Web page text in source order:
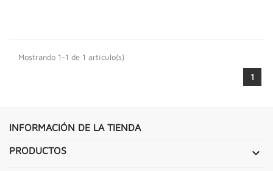
Mostrando 1-1 de 1 artículo(s)
1
INFORMACIÓN DE LA TIENDA
PRODUCTOS 